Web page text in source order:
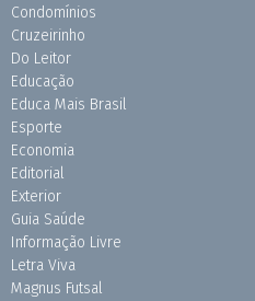
Condomínios
Cruzeirinho
Do Leitor
Educação
Educa Mais Brasil
Esporte
Economia
Editorial
Exterior
Guia Saúde
Informação Livre
Letra Viva
Magnus Futsal